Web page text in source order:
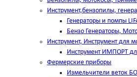
Инструмент,бензопилы,
Генераторы и помпы
Бензо Генераторы,
Инструмент, Инструмент для
Инструмент ИМПОРТ
Фермерские приборы
Измельчители веток